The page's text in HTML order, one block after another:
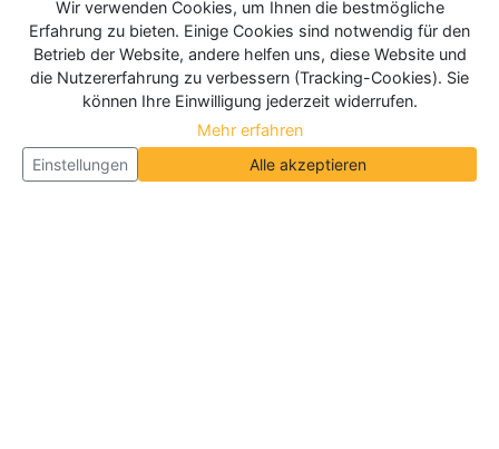
Wir verwenden Cookies, um Ihnen die bestmögliche
Erfahrung zu bieten. Einige Cookies sind notwendig für den
Betrieb der Website, andere helfen uns, diese Website und
die Nutzererfahrung zu verbessern (Tracking-Cookies). Sie
können Ihre Einwilligung jederzeit widerrufen.
Mehr erfahren
Einstellungen
Alle akzeptieren